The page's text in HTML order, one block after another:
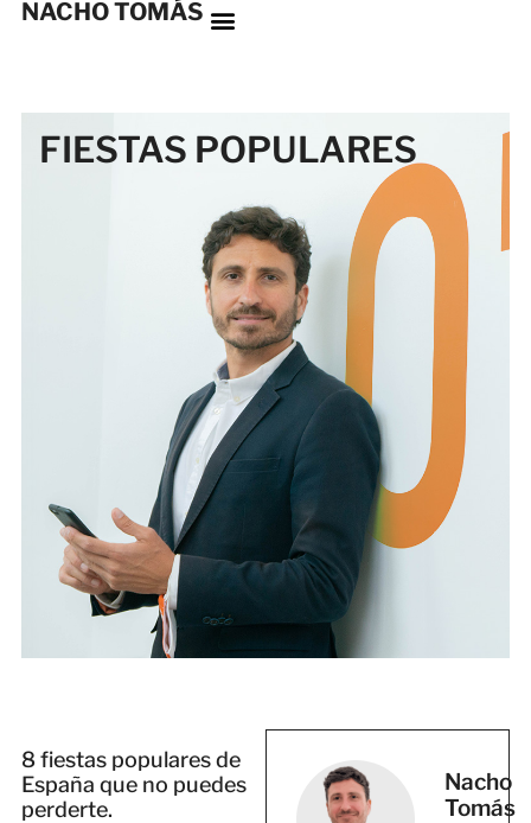
NACHO TOMÁS
FIESTAS POPULARES
8 fiestas populares de
España que no puedes
perderte.
Nacho
Tomás